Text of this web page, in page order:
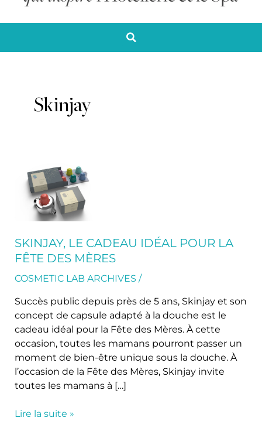
Skinjay
SKINJAY, LE CADEAU IDÉAL POUR LA
FÊTE DES MÈRES
COSMETIC LAB ARCHIVES /
Succès public depuis près de 5 ans, Skinjay et son
concept de capsule adapté à la douche est le
cadeau idéal pour la Fête des Mères. À cette
occasion, toutes les mamans pourront passer un
moment de bien-être unique sous la douche. À
l’occasion de la Fête des Mères, Skinjay invite
toutes les mamans à […]
Skinjay,
cadeau
idéal
pour
la
Fête
des
Mères
Lire la suite »